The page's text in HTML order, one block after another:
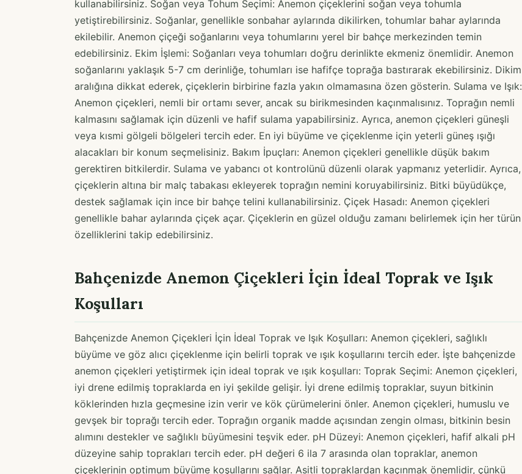
kullanabilirsiniz. Soğan veya Tohum Seçimi: Anemon çiçeklerini soğan veya tohumla
yetiştirebilirsiniz. Soğanlar, genellikle sonbahar aylarında dikilirken, tohumlar bahar aylarında
ekilebilir. Anemon çiçeği soğanlarını veya tohumlarını yerel bir bahçe merkezinden temin
edebilirsiniz. Ekim İşlemi: Soğanları veya tohumları doğru derinlikte ekmeniz önemlidir. Anemon
soğanlarını yaklaşık 5-7 cm derinliğe, tohumları ise hafifçe toprağa bastırarak ekebilirsiniz. Dikim
aralığına dikkat ederek, çiçeklerin birbirine fazla yakın olmamasına özen gösterin. Sulama ve Işık:
Anemon çiçekleri, nemli bir ortamı sever, ancak su birikmesinden kaçınmalısınız. Toprağın nemli
kalmasını sağlamak için düzenli ve hafif sulama yapabilirsiniz. Ayrıca, anemon çiçekleri güneşli
veya kısmi gölgeli bölgeleri tercih eder. En iyi büyüme ve çiçeklenme için yeterli güneş ışığı
alacakları bir konum seçmelisiniz. Bakım İpuçları: Anemon çiçekleri genellikle düşük bakım
gerektiren bitkilerdir. Sulama ve yabancı ot kontrolünü düzenli olarak yapmanız yeterlidir. Ayrıca,
çiçeklerin altına bir malç tabakası ekleyerek toprağın nemini koruyabilirsiniz. Bitki büyüdükçe,
destek sağlamak için ince bir bahçe telini kullanabilirsiniz. Çiçek Hasadı: Anemon çiçekleri
genellikle bahar aylarında çiçek açar. Çiçeklerin en güzel olduğu zamanı belirlemek için her türün
özelliklerini takip edebilirsiniz.
Bahçenizde Anemon Çiçekleri İçin İdeal Toprak ve Işık
Koşulları
Bahçenizde Anemon Çiçekleri İçin İdeal Toprak ve Işık Koşulları: Anemon çiçekleri, sağlıklı
büyüme ve göz alıcı çiçeklenme için belirli toprak ve ışık koşullarını tercih eder. İşte bahçenizde
anemon çiçekleri yetiştirmek için ideal toprak ve ışık koşulları: Toprak Seçimi: Anemon çiçekleri,
iyi drene edilmiş topraklarda en iyi şekilde gelişir. İyi drene edilmiş topraklar, suyun bitkinin
köklerinden hızla geçmesine izin verir ve kök çürümelerini önler. Anemon çiçekleri, humuslu ve
gevşek bir toprağı tercih eder. Toprağın organik madde açısından zengin olması, bitkinin besin
alımını destekler ve sağlıklı büyümesini teşvik eder. pH Düzeyi: Anemon çiçekleri, hafif alkali pH
düzeyine sahip toprakları tercih eder. pH değeri 6 ila 7 arasında olan topraklar, anemon
çiçeklerinin optimum büyüme koşullarını sağlar. Asitli topraklardan kaçınmak önemlidir, çünkü